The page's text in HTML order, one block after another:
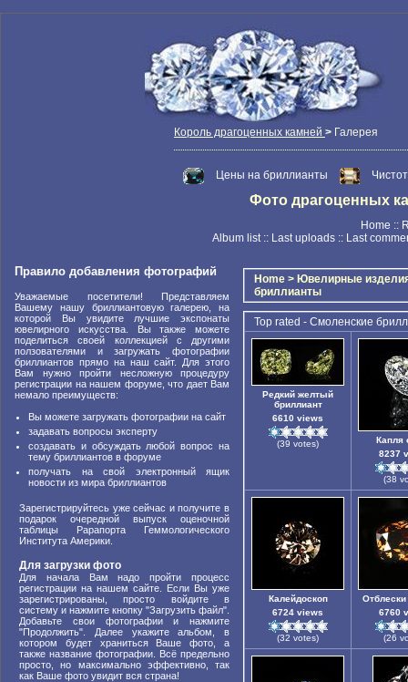
Король драгоценных камней > Галерея
Цены на бриллианты
Фото драгоценных
Home ::
Album list:: Last uploads:: Last
Правило добавления фотографий
Уважаемые посетители! Представляем
Вашему нашу бриллиантовую галерею, на
которой Вы увидите лучшие экспонаты
ювелирного искусства. Вы также можете
поделиться своей коллекцией с другими
ползователями и загружать фотографии
бриллиантов прямо на наш сайт. Для этого
Вам нужно пройти несложную процедуру
регистрации на нашем форуме, что дает Вам
немало преимуществ:
Вы можете загружать фотографии на сайт
задавать вопросы эксперту
создавать и обсуждать любой вопрос на
тему бриллиантов в форуме
получать на свой электронный ящик
новости из мира бриллиантов
Зарегистрируйтесь уже сейчас и получите в
подарок очередной выпуск оценочной
таблицы Рарапорта Геммологического
Института Америки.
Для загрузки фото
Для начала Вам надо пройти процесс
регистрации на нашем сайте. Если Вы уже
зарегистрированы, просто войдите в
систему и нажмите кнопку "Загрузить файл".
Добавьте свои фотографии и нажмите
"Продолжить". Далее укажите альбом, в
котором будет храниться Ваше фото, а
также название фотографии. Всё предельно
просто, но максимально эффективно, так
как Ваше фото увидит вся страна!
Home > Ювелирные
бриллианты
Top rated - Смоленские
Редкий желтый
бриллиант
6610 views
(39 votes)
Капля
8237
(38
Калейдоскоп
6724 views
(32 votes)
Отблески
6760
(26